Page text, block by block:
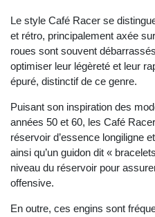
Le style Café Racer se
et rétro, principalement axée
roues sont souvent
optimiser leur légèreté et leur
épuré, distinctif de ce genre.
Puisant son inspiration des
années 50 et 60, les Café
réservoir d’essence longiligne
ainsi qu’un guidon dit «
niveau du réservoir pour
offensive.
En outre, ces engins sont